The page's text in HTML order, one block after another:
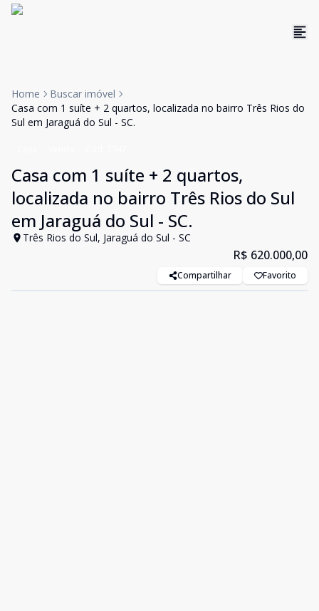
Home
Buscar imóvel
Casa com 1 suíte + 2 quartos, localizada no bairro Três Rios do
Sul em Jaraguá do Sul - SC.
Casa com 1 suíte + 2 quartos,
localizada no bairro Três Rios do Sul
em Jaraguá do Sul - SC.
Três Rios do Sul, Jaraguá do Sul - SC
R$ 620.000,00
Compartilhar Favorito